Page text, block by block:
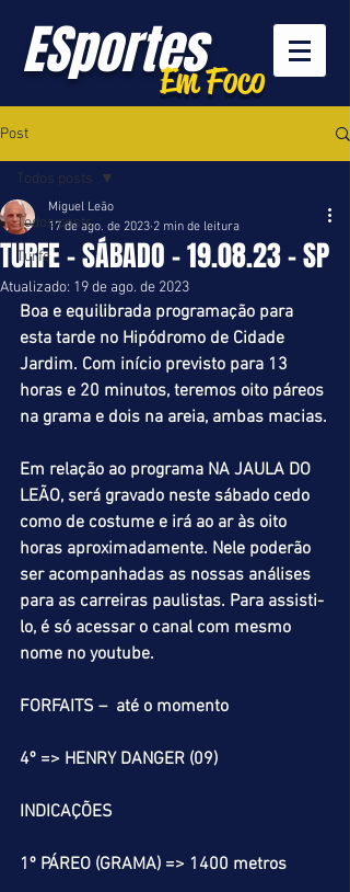
ESportesEm Foco
Post
Todos posts
Turfe
Todos posts
TURFE - SÁBADO - 19.08.23 - SP
Miguel Leão
17 de ago. de 2023 2 min de leitura
Atualizado: 19 de ago. de 2023
Boa e equilibrada programação para
esta tarde no Hipódromo de Cidade
Jardim. Com início previsto para 13
horas e 20 minutos, teremos oito páreos
na grama e dois na areia, ambas macias.
Em relação ao programa NA JAULA DO
LEÃO, será gravado neste sábado cedo
como de costume e irá ao ar às oito
horas aproximadamente. Nele poderão
ser acompanhadas as nossas análises
para as carreiras paulistas. Para assisti-
lo, é só acessar o canal com mesmo
nome no youtube.
FORFAITS –  até o momento
4º => HENRY DANGER (09)
INDICAÇÕES
1º PÁREO (GRAMA) => 1400 metros